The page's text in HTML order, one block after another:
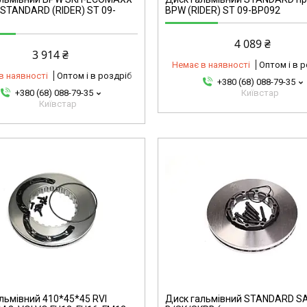
(RIDER) ST 09-
3 914 ₴
наявності
Оптом і в роздріб
+380 (68) 088-79-35
Київстар
BPW (RIDER) ST 09-BP092
4 089 ₴
Немає в наявності
Оптом і в
+380 (68) 088-79-35
Київстар
410*45*45 RVI
Диск гальмівний STANDARD